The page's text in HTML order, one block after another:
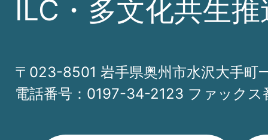
ILC・多文化共生
〒023-8501 岩手県奥州市水沢大手町
電話番号：0197-34-2123 ファック